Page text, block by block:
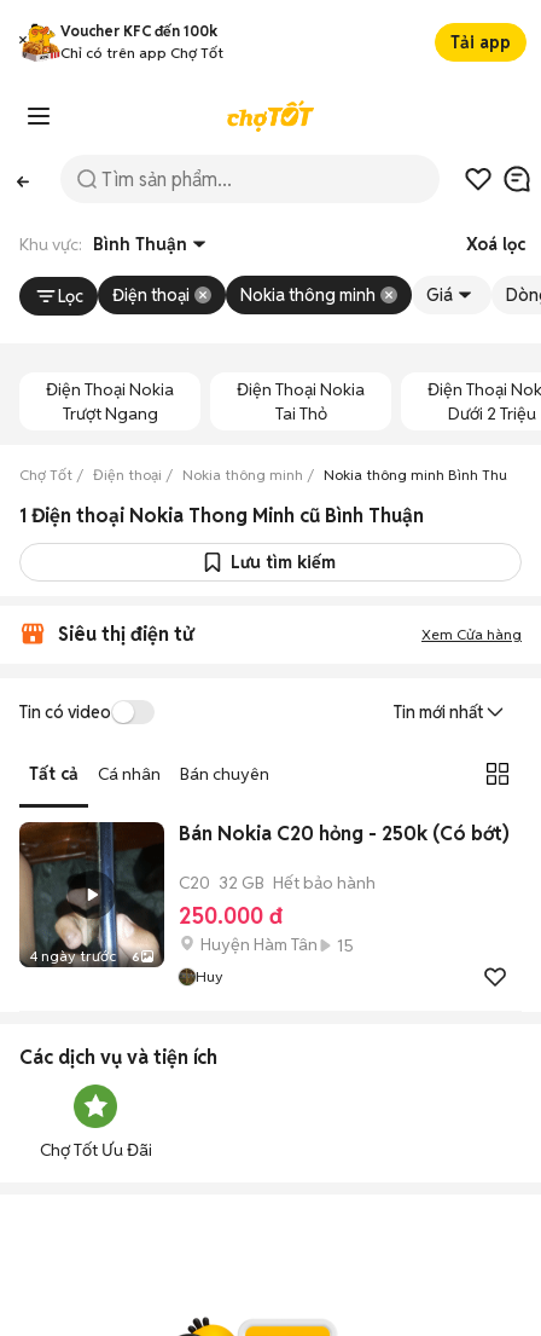
Voucher KFC đến 100k
Chỉ có trên app Chợ Tốt
Tải app
Khu vực: Bình Thuận Xoá lọc
Lọc Điện thoại Nokia thông minh Giá
Điện Thoại Nokia
Trượt Ngang
Điện Thoại Nokia
Tai Thỏ
Điện Thoại
Dưới 2 Triệu
Chợ Tốt Điện thoại Nokia thông minh Nokia thông minh Bình Thuận
1 Điện thoại Nokia Thong Minh cũ Bình Thuận
Lưu tìm kiếm
Siêu thị điện tử Xem Cửa hàng
Tin có video Tin mới nhất
Tất cả Cá nhân Bán chuyên
4 ngày trước 6
Bán Nokia C20 hỏng - 250k (Có bớt)
C20 32 GB Hết bảo hành
250.000 đ
Huyện Hàm Tân 15
Huy
Các dịch vụ và tiện ích
Chợ Tốt Ưu Đãi